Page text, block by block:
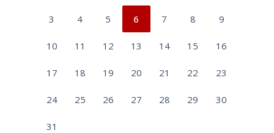
3 4 5 6 7 8 9
10 11 12 13 14 15 16
17 18 19 20 21 22 23
24 25 26 27 28 29 30
31